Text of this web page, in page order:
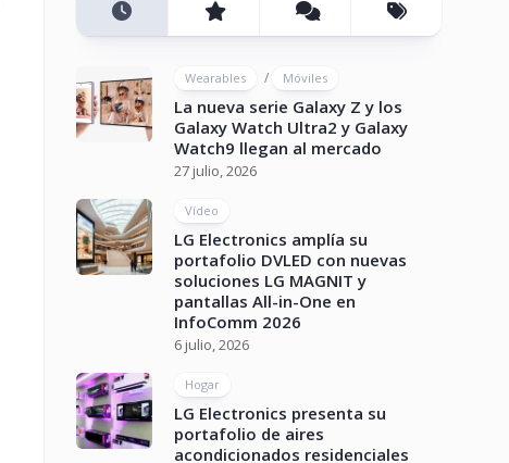
Wearables / Móviles
La nueva serie Galaxy Z y los
Galaxy Watch Ultra2 y Galaxy
Watch9 llegan al mercado
27 julio, 2026
Vídeo
LG Electronics amplía su
portafolio DVLED con nuevas
soluciones LG MAGNIT y
pantallas All-in-One en
InfoComm 2026
6 julio, 2026
Hogar
LG Electronics presenta su
portafolio de aires
acondicionados residenciales